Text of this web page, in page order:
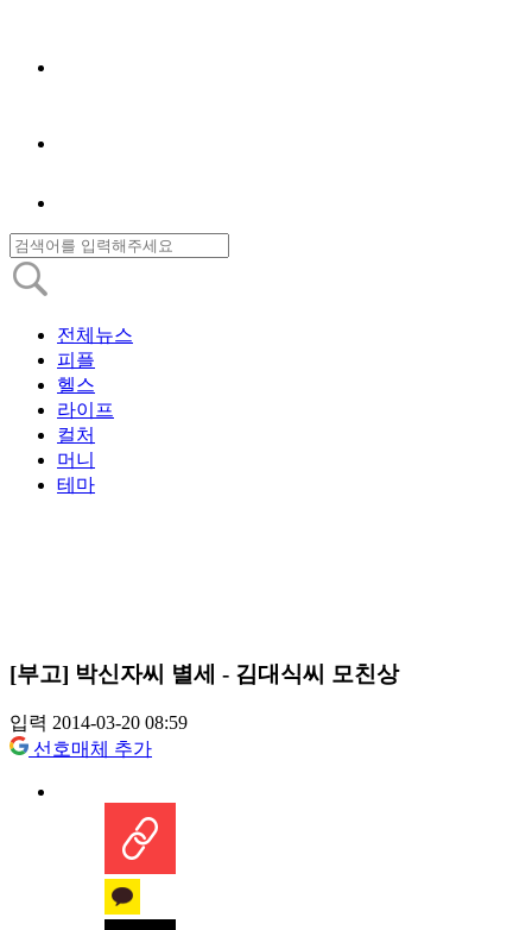
전체뉴스
피플
헬스
라이프
컬처
머니
테마
[부고] 박신자씨 별세 - 김대식씨 모친상
입력 2014-03-20 08:59
선호매체 추가